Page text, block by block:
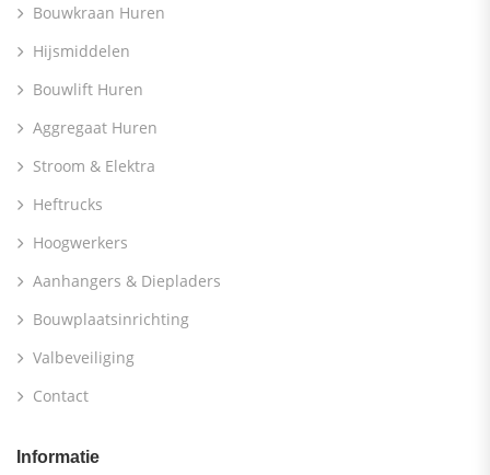
Bouwkraan Huren
Hijsmiddelen
Bouwlift Huren
Aggregaat Huren
Stroom & Elektra
Heftrucks
Hoogwerkers
Aanhangers & Diepladers
Bouwplaatsinrichting
Valbeveiliging
Contact
Informatie